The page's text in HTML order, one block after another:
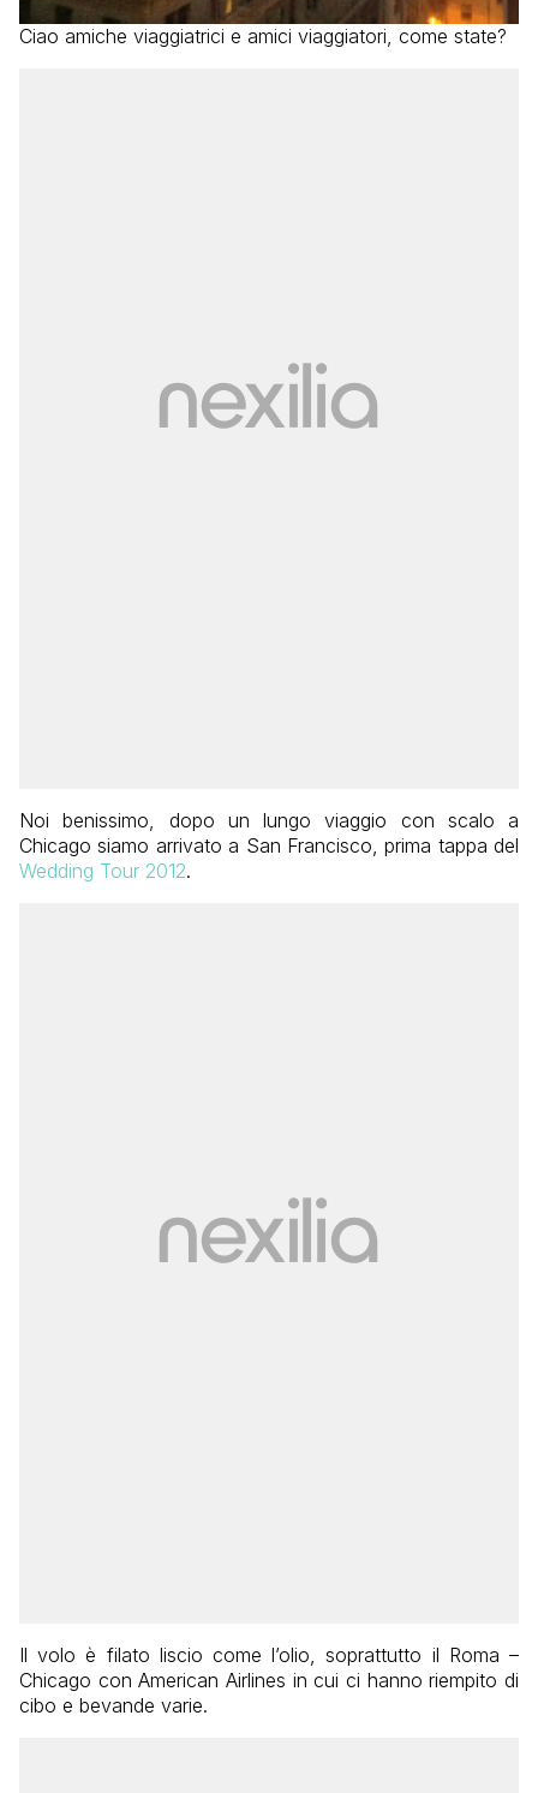
Ciao amiche viaggiatrici e amici viaggiatori, come state?
Noi benissimo, dopo un lungo viaggio con scalo a
Chicago siamo arrivato a San Francisco, prima tappa del
Wedding Tour 2012.
Il volo è filato liscio come l’olio, soprattutto il Roma –
Chicago con American Airlines in cui ci hanno riempito di
cibo e bevande varie.